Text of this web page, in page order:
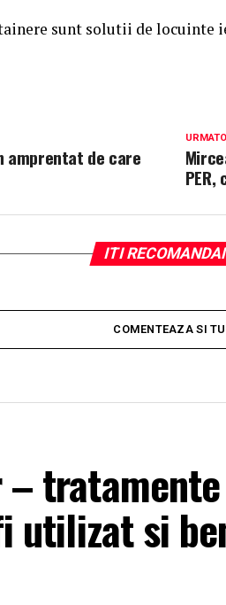
sunt solutii de
PER,
amprentat de care
ITI
COMENTEAZA SI TU
–
utilizat si